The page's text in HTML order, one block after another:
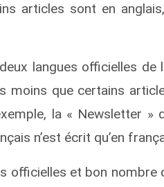
articles sont en
langues officielles de
moins que certains
la « Newsletter »
n’est écrit qu’en
officielles et bon